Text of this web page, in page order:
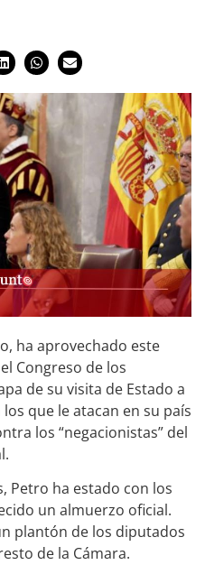
ha aprovechado este
Congreso de los
de su visita de Estado a
que le atacan en su país
los “negacionistas” del
Petro ha estado con los
un almuerzo oficial.
plantón de los diputados
de la Cámara.